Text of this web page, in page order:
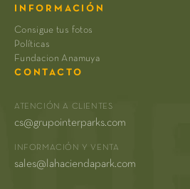
INFORMACIÓN
Consigue tus fotos
Políticas
Fundacion Anamuya
CONTACTO
ATENCIÓN A CLIENTES
cs@grupointerparks.com
INFORMACIÓN Y VENTA
sales@lahaciendapark.com